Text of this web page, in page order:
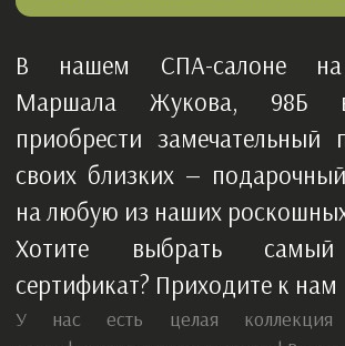
Хотите выбрать самый красивый
У нас есть целая коллекция дизайнерских
сертификатов в разных стилях! Вы можете приехать к
нам в салон, посмотреть их вживую, подержать в
руках и выбрать тот, который идеально передаст
ваши чувства. Наш администратор с радостью
поможет вам с выбором и расскажет о всех
процедурах. Это лучший вариант, если вы хотите
добавить к подарку личное теплое общение и
красивый конверт.
Цените скорость и современный подход?
Электронный сертификат — ваш выбор
Не можете приехать? Подарок нужен срочно?
Выберите наш электронный сертификат